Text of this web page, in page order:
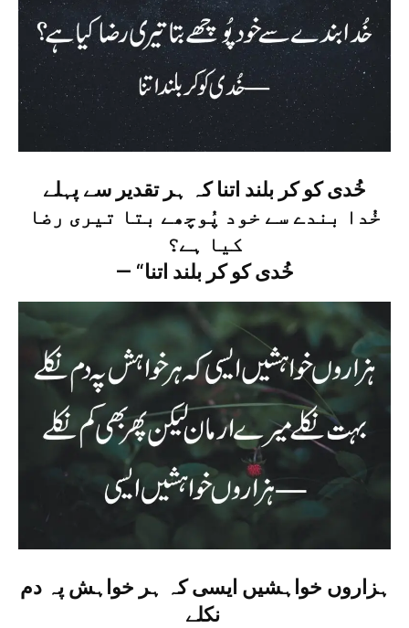
خُدی کو کر بلند اتنا کہ ہر تقدیر سے پہلے
خُدا بندے سے خود پُوچھے بتا تیری رضا
کیا ہے؟
— “خُدی کو کر بلند اتنا
ہزاروں خواہشیں ایسی کہ ہر خواہش پہ دم
نکلے